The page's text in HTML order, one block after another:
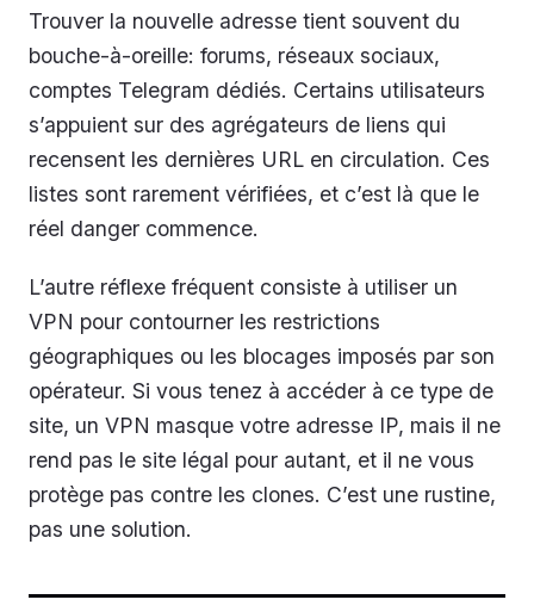
Trouver la nouvelle adresse tient souvent du
bouche-à-oreille: forums, réseaux sociaux,
comptes Telegram dédiés. Certains utilisateurs
s’appuient sur des agrégateurs de liens qui
recensent les dernières URL en circulation. Ces
listes sont rarement vérifiées, et c’est là que le
réel danger commence.
L’autre réflexe fréquent consiste à utiliser un
VPN pour contourner les restrictions
géographiques ou les blocages imposés par son
opérateur. Si vous tenez à accéder à ce type de
site, un VPN masque votre adresse IP, mais il ne
rend pas le site légal pour autant, et il ne vous
protège pas contre les clones. C’est une rustine,
pas une solution.